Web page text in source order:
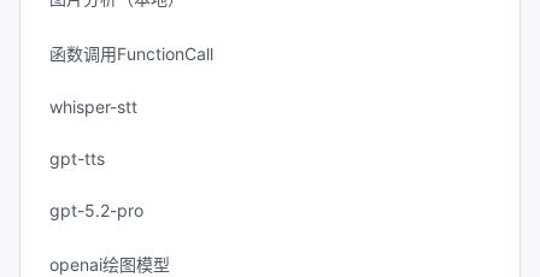
函数调用FunctionCall
whisper-stt
gpt-tts
gpt-5.2-pro
openai绘图模型